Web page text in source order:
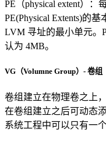
PE（physical extent）
PE(Physical Extents)的
LVM 寻址的最小单元。
认为 4MB。
VG（Volumne Group）- 卷组
卷组建立在物理卷之上
在卷组建立之后可动态
系统工程中可以只有一